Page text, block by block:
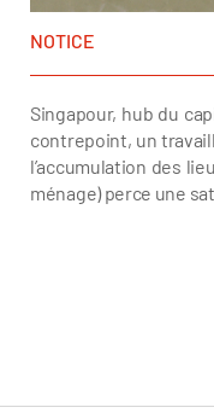
NOTICE
Singapour, hub du
contrepoint, un
l’accumulation des
ménage) perce une